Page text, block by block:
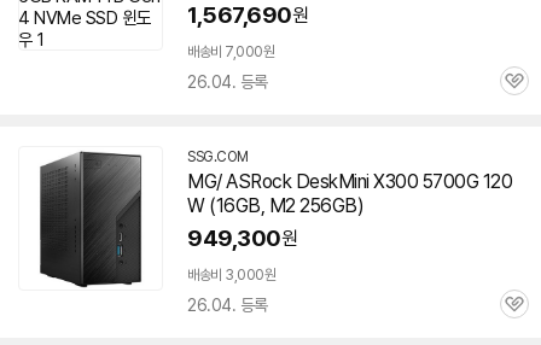
1,567,690원
배송비 7,000원
26.04. 등록
관
SSG.COM
MG/ ASRock DeskMini X300 5700G 120
W (16GB, M2 256GB)
949,300원
배송비 3,000원
26.04. 등록
관